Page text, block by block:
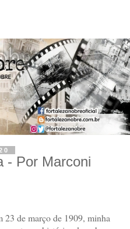
- Por Marconi
23 de março de 1909, minha